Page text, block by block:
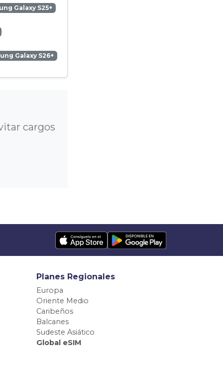
Galaxy S25+
Galaxy S26+
cargos
Planes Regionales
Europa
Oriente Medio
Caribeños
Balcanes
Sudeste Asiático
Global eSIM